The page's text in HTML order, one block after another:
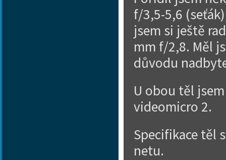
f/3,5-5,6
jsem si ještě
mm f/2,8. Měl
důvodu
U obou těl
videomicro 2.
Specifikace těl
netu.